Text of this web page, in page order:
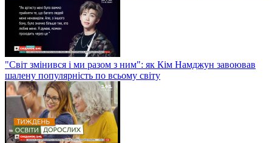
"Світ змінився і ми разом з ним": як Кім Намджун завоював
шалену популярність по всьому світу